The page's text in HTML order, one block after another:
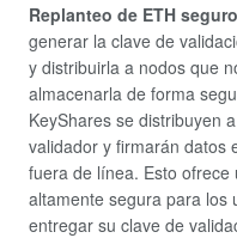
Replanteo de ETH
generar la clave de
y distribuirla a nodos que
almacenarla de forma
KeyShares se distribuyen
validador y firmarán datos
fuera de línea. Esto
altamente segura para los
entregar su clave de